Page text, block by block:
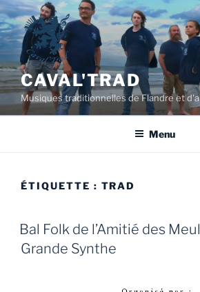
Aller
au
contenu
principal
CAVAL'TRAD
Musiques traditionnelles de Flandre et
Menu
ÉTIQUETTE : TRAD
Bal Folk de l’Amitié des
Grande Synthe